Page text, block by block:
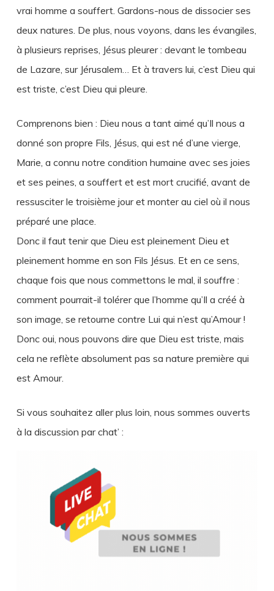
vrai homme a souffert. Gardons-nous de dissocier ses
deux natures. De plus, nous voyons, dans les évangiles,
à plusieurs reprises, Jésus pleurer : devant le tombeau
de Lazare, sur Jérusalem… Et à travers lui, c’est Dieu qui
est triste, c’est Dieu qui pleure.
Comprenons bien : Dieu nous a tant aimé qu’Il nous a
donné son propre Fils, Jésus, qui est né d’une vierge,
Marie, a connu notre condition humaine avec ses joies
et ses peines, a souffert et est mort crucifié, avant de
ressusciter le troisième jour et monter au ciel où il nous
préparé une place.
Donc il faut tenir que Dieu est pleinement Dieu et
pleinement homme en son Fils Jésus. Et en ce sens,
chaque fois que nous commettons le mal, il souffre :
comment pourrait-il tolérer que l’homme qu’Il a créé à
son image, se retourne contre Lui qui n’est qu’Amour !
Donc oui, nous pouvons dire que Dieu est triste, mais
cela ne reflète absolument pas sa nature première qui
est Amour.
Si vous souhaitez aller plus loin, nous sommes ouverts
à la discussion par chat’ :